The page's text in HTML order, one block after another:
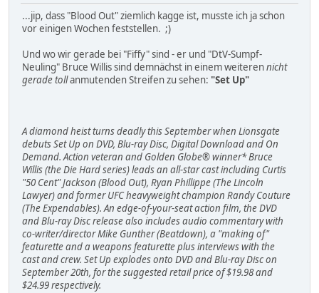
...jip, dass "Blood Out" ziemlich kagge ist, musste ich ja schon
vor einigen Wochen feststellen. ;)
Und wo wir gerade bei "Fiffy" sind - er und "DtV-Sumpf-
Neuling" Bruce Willis sind demnächst in einem weiterennicht
gerade tollanmutenden Streifen zu sehen: "Set Up"
A diamond heist turns deadly this September when Lionsgate
debuts Set Up on DVD, Blu-ray Disc, Digital Download and On
Demand. Action veteran and Golden Globe® winner* Bruce
Willis (the Die Hard series) leads an all-star cast including Curtis
"50 Cent" Jackson (Blood Out), Ryan Phillippe (The Lincoln
Lawyer) and former UFC heavyweight champion Randy Couture
(The Expendables). An edge-of-your-seat action film, the DVD
and Blu-ray Disc release also includes audio commentary with
co-writer/director Mike Gunther (Beatdown), a "making of"
featurette and a weapons featurette plus interviews with the
cast and crew. Set Up explodes onto DVD and Blu-ray Disc on
September 20th, for the suggested retail price of $19.98 and
$24.99 respectively.